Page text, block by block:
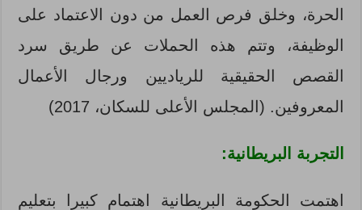
الحرة، وخلق فرص العمل من دون الاعتماد على
الوظيفة، وتتم هذه الحملات عن طريق سرد
القصص الحقيقية للرياديين ورجال الأعمال
المعروفين. (المجلس الأعلى للسكان، 2017)
التجربة البريطانية:
اهتمت الحكومة البريطانية اهتمام كبيرا بتعليم